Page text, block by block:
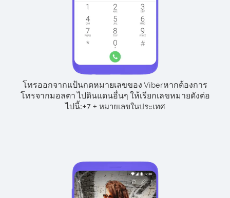
โทรออกจากแป้นกดหมายเลขของ Viberหากต้องการ
โทรจากมอลตา ไปดินแดนอื่นๆ ให้เรียกเลขหมายดังต่อ
ไปนี้:+7+ หมายเลขในประเทศ